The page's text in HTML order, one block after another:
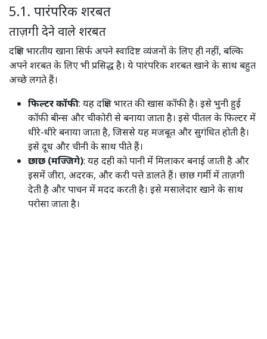
5.1. पारंपरिक शरबत
ताज़गी देने वाले शरबत
दक्षिण भारतीय खाना सिर्फ अपने स्वादिष्ट व्यंजनों के लिए ही नहीं, बल्कि
अपने शरबत के लिए भी प्रसिद्ध है। ये पारंपरिक शरबत खाने के साथ बहुत
अच्छे लगते हैं।
फिल्टर कॉफी: यह दक्षिण भारत की खास कॉफी है। इसे भुनी हुई
कॉफी बीन्स और चीकोरी से बनाया जाता है। इसे पीतल के फिल्टर में
धीरे-धीरे बनाया जाता है, जिससे यह मजबूत और सुगंधित होती है।
इसे दूध और चीनी के साथ पीते हैं। ​
छाछ (मज्जिगे): यह दही को पानी में मिलाकर बनाई जाती है और
इसमें जीरा, अदरक, और करी पत्ते डालते हैं। छाछ गर्मी में ताज़गी
देती है और पाचन में मदद करती है। इसे मसालेदार खाने के साथ
परोसा जाता है। ​